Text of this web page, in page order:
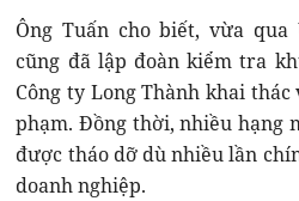
Ông Tuấn cho biết, vừa qua
cũng đã lập đoàn kiểm tra
Công ty Long Thành khai
phạm. Đồng thời, nhiều hạng
được tháo dỡ dù nhiều lần
doanh nghiệp.